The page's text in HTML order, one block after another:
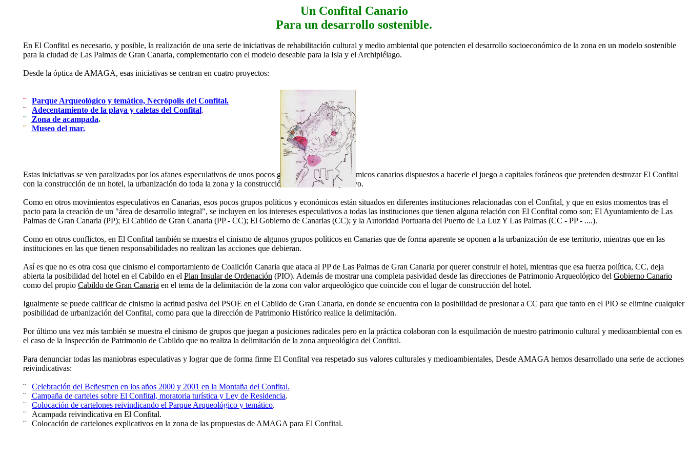
Un Confital Canario
Para un desarrollo sostenible.
En El Confital es necesario, y posible, la realización de una serie de iniciativas de rehabilitación cultural y medio ambiental que potencien el desarrollo socioeconómico de la zona en un modelo sostenible
para la ciudad de Las Palmas de Gran Canaria, complementario con el modelo deseable para la Isla y el Archipiélago.
Desde la óptica de AMAGA, esas iniciativas se centran en cuatro proyectos:
¨
Parque Arqueológico y temático, Necrópolis del Confital.
¨
Adecentamiento de la playa y caletas del Confital.
¨
Zona de acampada.
¨
Museo del mar.
Estas iniciativas se ven paralizadas por los afanes especulativos de unos pocos grupos políticos y económicos canarios dispuestos a hacerle el juego a capitales foráneos que pretenden destrozar El Confital
con la construcción de un hotel, la urbanización do toda la zona y la construcción de un muelle deportivo.
Como en otros movimientos especulativos en Canarias, esos pocos grupos políticos y económicos están situados en diferentes instituciones relacionadas con el Confital, y que en estos momentos tras el
pacto para la creación de un "área de desarrollo integral", se incluyen en los intereses especulativos a todas las instituciones que tienen alguna relación con El Confital como son; El Ayuntamiento de Las
Palmas de Gran Canaria (PP); El Cabildo de Gran Canaria (PP - CC); El Gobierno de Canarias (CC); y la Autoridad Portuaria del Puerto de La Luz Y Las Palmas (CC - PP - ....).
Como en otros conflictos, en El Confital también se muestra el cinismo de algunos grupos políticos en Canarias que de forma aparente se oponen a la urbanización de ese territorio, mientras que en las
instituciones en las que tienen responsabilidades no realizan las acciones que debieran.
Así es que no es otra cosa que cinismo el comportamiento de Coalición Canaria que ataca al PP de Las Palmas de Gran Canaria por querer construir el hotel, mientras que esa fuerza política, CC, deja
abierta la posibilidad del hotel en el Cabildo en el Plan Insular de Ordenación (PIO). Además de mostrar una completa pasividad desde las direcciones de Patrimonio Arqueológico del Gobierno Canario
como del propio Cabildo de Gran Canaria en el tema de la delimitación de la zona con valor arqueológico que coincide con el lugar de construcción del hotel.
Igualmente se puede calificar de cinismo la actitud pasiva del PSOE en el Cabildo de Gran Canaria, en donde se encuentra con la posibilidad de presionar a CC para que tanto en el PIO se elimine cualquier
posibilidad de urbanización del Confital, como para que la dirección de Patrimonio Histórico realice la delimitación.
Por último una vez más también se muestra el cinismo de grupos que juegan a posiciones radicales pero en la práctica colaboran con la esquilmación de nuestro patrimonio cultural y medioambiental con es
el caso de la Inspección de Patrimonio de Cabildo que no realiza la delimitación de la zona arqueológica del Confital.
Para denunciar todas las maniobras especulativas y lograr que de forma firme El Confital vea respetado sus valores culturales y medioambientales, Desde AMAGA hemos desarrollado una serie de acciones
reivindicativas:
¨
Celebración del Beñesmen en los años 2000 y 2001 en la Montaña del Confital.
¨
Campaña de carteles sobre El Confital, moratoria turística y Ley de Residencia.
¨
Colocación de cartelones reivindicando el Parque Arqueológico y temático.
¨
Acampada reivindicativa en El Confital.
¨
Colocación de cartelones explicativos en la zona de las propuestas de AMAGA para El Confital.